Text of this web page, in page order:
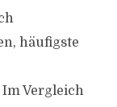
häufigste
Vergleich